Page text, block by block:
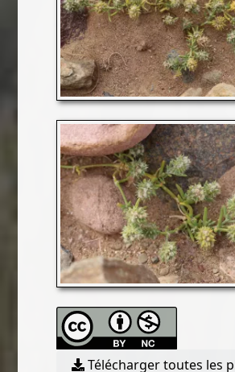
Télécharger toutes les